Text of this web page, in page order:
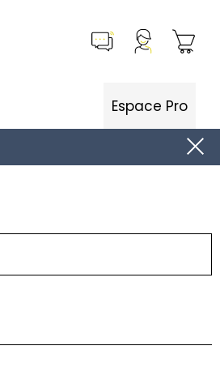
Espace Pro